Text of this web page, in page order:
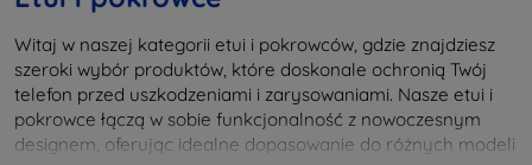
Witaj w naszej kategorii etui i pokrowców, gdzie znajdziesz
szeroki wybór produktów, które doskonale ochronią Twój
telefon przed uszkodzeniami i zarysowaniami. Nasze etui i
pokrowce łączą w sobie funkcjonalność z nowoczesnym
designem, oferując idealne dopasowanie do różnych modeli